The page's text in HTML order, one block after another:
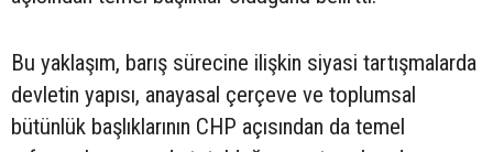
Bu yaklaşım, barış sürecine ilişkin siyasi tartışmalarda
devletin yapısı, anayasal çerçeve ve toplumsal
bütünlük başlıklarının CHP açısından da temel